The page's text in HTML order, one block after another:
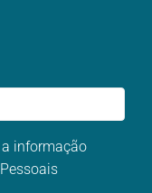
informação